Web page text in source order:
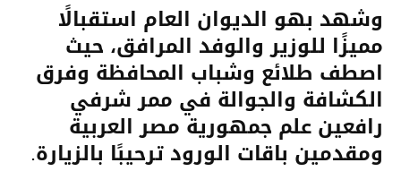
وشهد بهو الديوان العام استقبالًا
مميزًا للوزير والوفد المرافق، حيث
اصطف طلائع وشباب المحافظة وفرق
الكشافة والجوالة في ممر شرفي
رافعين علم جمهورية مصر العربية
ومقدمين باقات الورود ترحيبًا بالزيارة.